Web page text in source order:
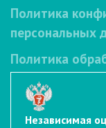
Политика
персональных
Политика
Независимая